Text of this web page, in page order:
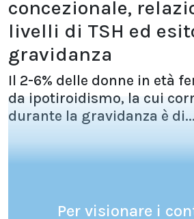
concezionale,
livelli di TSH ed
gravidanza
Il 2-6% delle donne in età
da ipotiroidismo, la cui
durante la gravidanza è di...
Per visionare i